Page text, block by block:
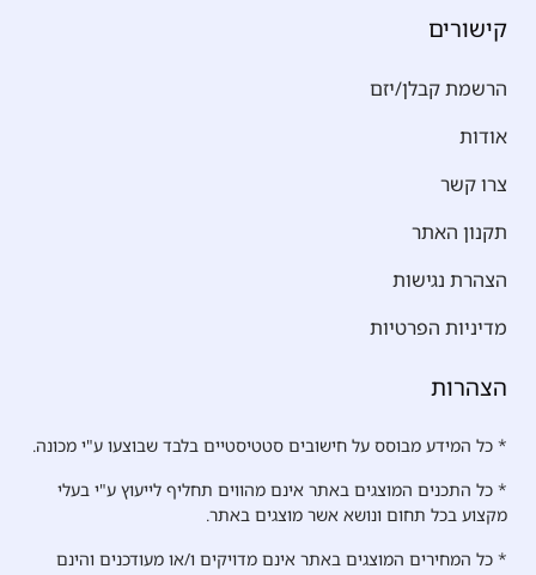
קישורים
הרשמת קבלן/יזם
אודות
צרו קשר
תקנון האתר
הצהרת נגישות
מדיניות הפרטיות
הצהרות
* כל המידע מבוסס על חישובים סטטיסטיים בלבד שבוצעו ע"י מכונה.
* כל התכנים המוצגים באתר אינם מהווים תחליף לייעוץ ע"י בעלי
מקצוע בכל תחום ונושא אשר מוצגים באתר.
* כל המחירים המוצגים באתר אינם מדויקים ו/או מעודכנים והינם